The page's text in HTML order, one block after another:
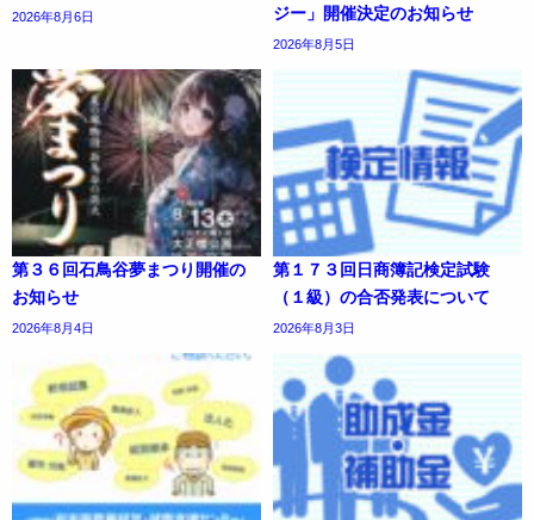
2026年8月6日
ジー」開催決定のお知らせ
2026年8月5日
第３６回石鳥谷夢まつり開催の
お知らせ
2026年8月4日
第１７３回日商簿記検定試験
（１級）の合否発表について
2026年8月3日